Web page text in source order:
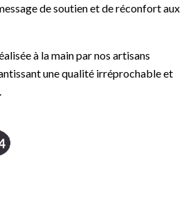
de soutien et de réconfort aux
à la main par nos artisans
une qualité irréprochable et